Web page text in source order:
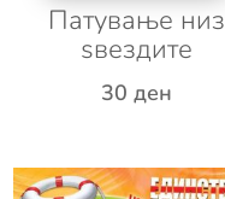
Патување низ
ѕвездите
30 ден